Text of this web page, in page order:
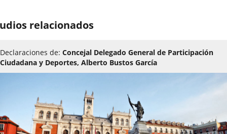
relacionados
Declaraciones de: Concejal Delegado General de Participación
Ciudadana y Deportes, Alberto Bustos García